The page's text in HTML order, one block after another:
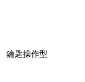
鑰匙操作型